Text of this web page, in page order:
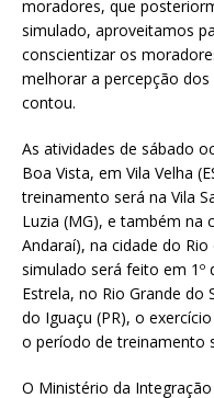
moradores, que
simulado, aproveitamos
conscientizar os
melhorar a percepção
contou.
As atividades de sábado
Boa Vista, em Vila Velha
treinamento será na Vila
Luzia (MG), e também na
Andaraí), na cidade do Rio
simulado será feito em 1º
Estrela, no Rio Grande do
do Iguaçu (PR), o
o período de treinamento
O Ministério da